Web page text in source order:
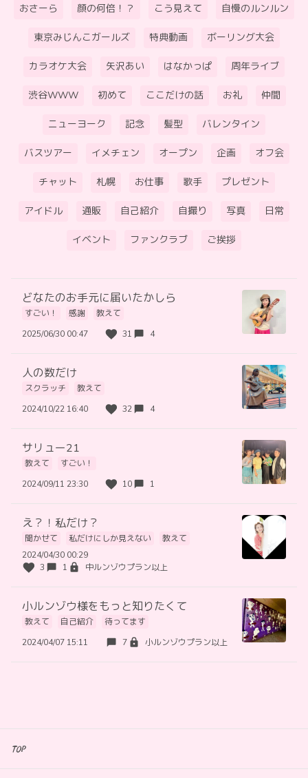
おさーら 顔の何倍！？ こう見えて 自慢のルンルン
東京みじんこガールズ 特典動画 ボーリング大会
カラオケ大会 矢沢あい はなかっぱ 周年ライブ
渋谷WWW 初めて ここだけの話 お礼 仲間
ニューヨーク 記念 髪型 バレンタイン
バスツアー イメチェン オープン 企画 オフ会
チャット 札幌 お仕事 歌手 プレゼント
アイドル 通販 自己紹介 自撮り 写真 日常
イベント ファンクラブ ご挨拶
どなたのお手元に届いたかしら
すごい！ 感謝
教えて
2025/06/30 00:47
31 4
人の数だけ
スクラッチ
教えて
2024/10/22 16:40
32 4
サリュー21
教えて
すごい！
2024/09/11 23:30
10 1
え？！私だけ？
聞かせて 私だけにしか見えない
教えて
2024/04/30 00:29
3
1 中ルンゾウプラン以上
小ルンゾウ様をもっと知りたくて
教えて 自己紹介
待ってます
2024/04/07 15:11
7 小ルンゾウプラン以上
TOP